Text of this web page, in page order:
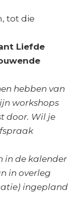
tot die
Liefde
hebben van
workshops
door. Wil je
in de kalender
in overleg
ingepland